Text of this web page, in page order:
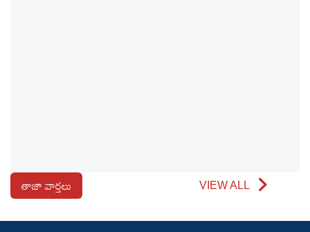
తాజా వార్తలు VIEW ALL